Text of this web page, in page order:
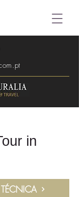
in